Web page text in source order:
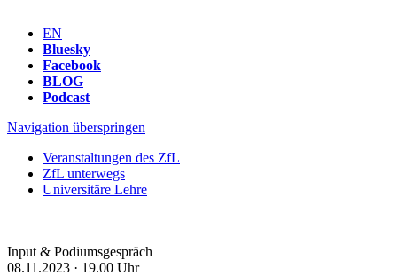
EN
Bluesky
Facebook
BLOG
Podcast
Navigation überspringen
Veranstaltungen des ZfL
ZfL unterwegs
Universitäre Lehre
Input & Podiumsgespräch
08.11.2023 · 19.00 Uhr